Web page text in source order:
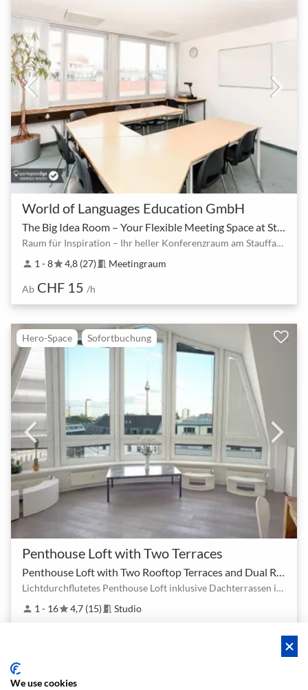
World of Languages Education GmbH
Raum für Inspiration – Ihr heller Konferenzraum am Stauffacher
person 1 - 8star4,8 (27) meeting_room Meetingraum
Ab CHF 15 /h
Hero-Space Sofortbuchung
Penthouse Loft with Two Terraces
Lichtdurchflutetes Penthouse Loft inklusive Dachterrassen in Berlin Mitte
person 1 - 16star4,7 (15) meeting_room Studio
We use cookies